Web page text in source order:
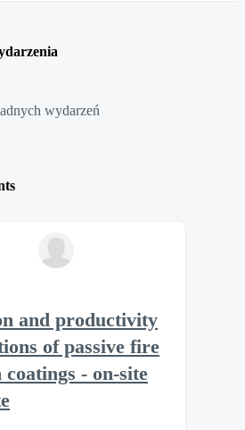
wydarzeń
and productivity
of passive fire
- on-site